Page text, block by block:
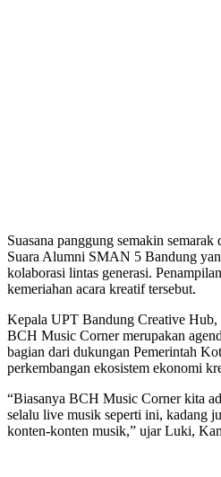
Suasana panggung semakin semarak
Suara Alumni SMAN 5 Bandung
kolaborasi lintas generasi.
kemeriahan acara kreatif tersebut.
Kepala UPT Bandung Creative
BCH Music Corner merupakan
bagian dari dukungan Pemerintah
perkembangan ekosistem ekonomi
“Biasanya BCH Music Corner kita
selalu live musik seperti ini, kadang
konten-konten musik,” ujar Luki,